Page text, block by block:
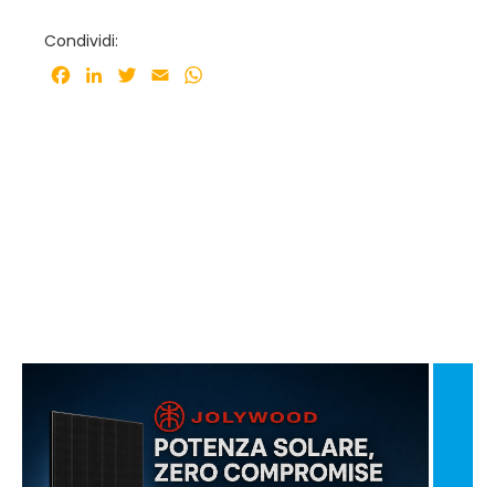
Condividi:
Facebook
LinkedInTwitter
Email